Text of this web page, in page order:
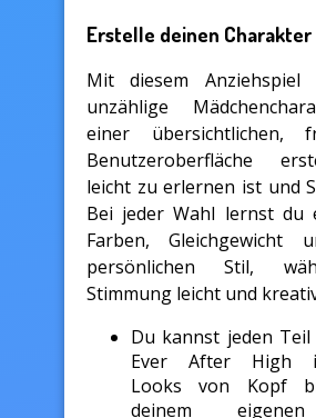
Erstelle deinen Charakter
Mit diesem Anziehspiel
unzählige
einer übersichtlichen,
Benutzeroberfläche
leicht zu erlernen ist und
Bei jeder Wahl lernst du
Farben, Gleichgewicht
persönlichen Stil,
Stimmung leicht und
Du kannst jeden Teil
Ever After High
Looks von Kopf
deinem